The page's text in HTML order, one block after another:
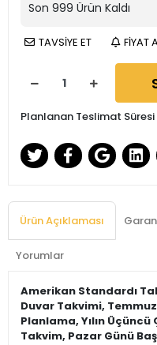
Son 999 Ürün Kaldı
TAVSİYE ET FİYAT
Planlanan Teslimat Süresi
Ürün Açıklaması
Yorumlar
Amerikan Standardı
Duvar Takvimi,
Planlama, Yılın
Takvim, Pazar Günü